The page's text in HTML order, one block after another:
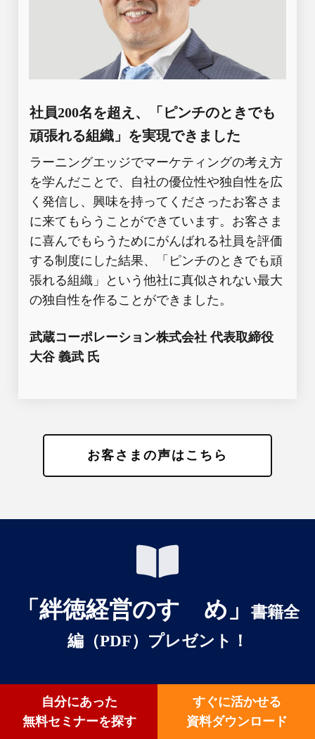
自分にあった
無料セミナーを探す
すぐに活かせる
資料ダウンロード
社員200名を超え、「ピンチのときでも
頑張れる組織」を実現できました
ラーニングエッジでマーケティングの考え方
を学んだことで、自社の優位性や独自性を広
く発信し、興味を持ってくださったお客さま
に来てもらうことができています。お客さま
に喜んでもらうためにがんばれる社員を評価
する制度にした結果、「ピンチのときでも頑
張れる組織」という他社に真似されない最大
の独自性を作ることができました。
武蔵コーポレーション株式会社 代表取締役
大谷 義武 氏
お客さまの声はこちら
「絆徳経営のすゝめ」
書籍全
編（PDF）プレゼント！
書籍（PDF）の続きに、「絆徳（ばんとく）経営の
すゝめ」を著者である清水が